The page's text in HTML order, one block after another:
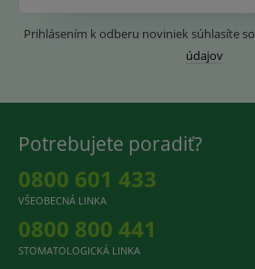
Prihlásením k odberu noviniek súhlasíte so
údajov
Potrebujete poradiť?
0800 601 433
VŠEOBECNÁ LINKA
0800 800 441
STOMATOLOGICKÁ LINKA